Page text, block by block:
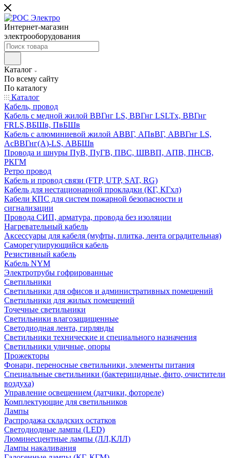
Интернет-магазин
электрооборудования
Каталог
По всему сайту
По каталогу
Каталог
Кабель, провод
Кабель с медной жилой ВВГнг LS, ВВГнг LSLTx, ВВГнг
FRLS,ВБШв, ПвБШв
Кабель с алюминиевой жилой АВВГ, АПвВГ, АВВГнг LS,
АсВВГнг(А)-LS, АВБШв
Провода и шнуры ПуВ, ПуГВ, ПВС, ШВВП, АПВ, ПНСВ,
РКГМ
Ретро провод
Кабель и провод связи (FTP, UTP, SAT, RG)
Кабель для нестационарной прокладки (КГ, КГхл)
Кабели КПС для систем пожарной безопасности и
сигнализации
Провода СИП, арматура, провода без изоляции
Нагревательный кабель
Аксессуары для кабеля (муфты, плитка, лента оградительная)
Саморегулирующийся кабель
Резистивный кабель
Кабель NYM
Электротрубы гофрированные
Светильники
Светильники для офисов и административных помещений
Светильники для жилых помещений
Точечные светильники
Светильники влагозащищенные
Светодиодная лента, гирлянды
Светильники технические и специального назначения
Светильники уличные, опоры
Прожекторы
Фонари, переносные светильники, элементы питания
Специальные светильники (бактерицидные, фито, очистители
воздуха)
Управление освещением (датчики, фотореле)
Комплектующие для светильников
Лампы
Распродажа складских остатков
Светодиодные лампы (LED)
Люминесцентные лампы (ЛЛ,КЛЛ)
Лампы накаливания